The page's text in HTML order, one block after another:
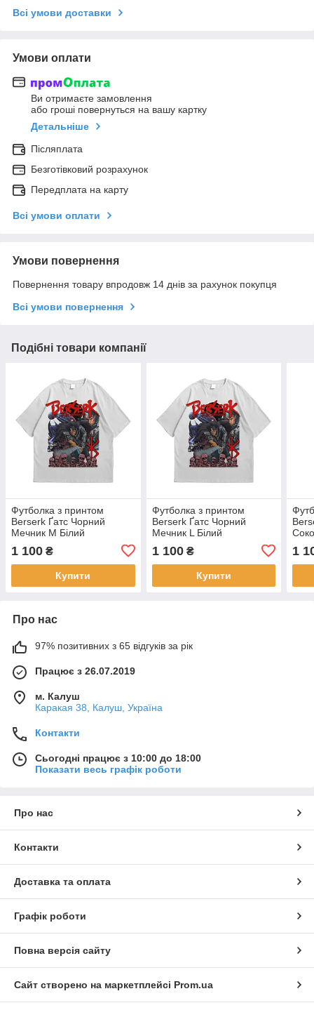
Всі умови доставки
Умови оплати
Ви отримаєте замовлення
або гроші повернуться на вашу картку
Детальніше
Післяплата
Безготівковий розрахунок
Передплата на карту
Всі умови оплати
Умови повернення
Повернення товару впродовж 14 днів за рахунок покупця
Всі умови повернення
Подібні товари компанії
Футболка з принтом
Berserk Ґатс Чорний
Мечник M Білий
1 100 ₴
Купити
Футболка з принтом
Berserk Ґатс Чорний
Мечник L Білий
1 100₴
Купити
1
Про нас
97% позитивних з 65 відгуків за рік
Працює з 26.07.2019
м. Калуш
Каракая 38, Калуш, Україна
Контакти
Сьогодні працює з 10:00 до 18:00
Показати весь графік роботи
Про нас
Контакти
Доставка та оплата
Графік роботи
Повна версія сайту
Сайт створено на маркетплейсі Prom.ua